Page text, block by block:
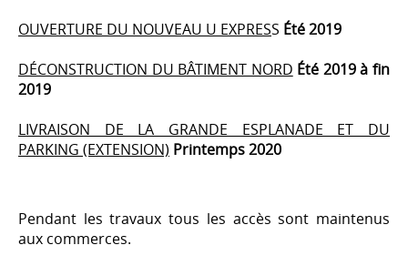
OUVERTURE DU NOUVEAU U EXPRESS Été 2019
DÉCONSTRUCTION DU BÂTIMENT NORD Été 2019 à fin
2019
LIVRAISON DE LA GRANDE ESPLANADE ET DU
PARKING (EXTENSION) Printemps 2020
Pendant les travaux tous les accès sont maintenus
aux commerces.